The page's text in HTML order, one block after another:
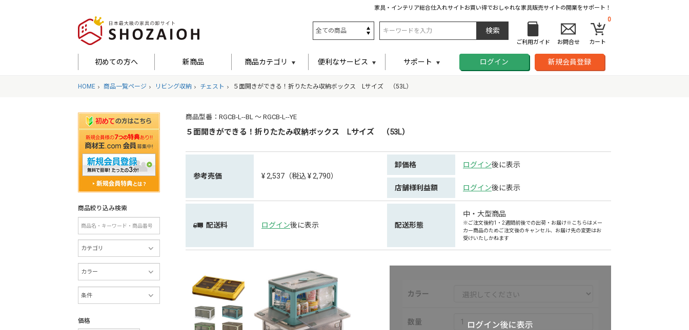
家具・インテリア総合仕入れサイトお買い得でおしゃれな家具販売サイトの開業をサポート！
ご利用ガイド お問合せ
0
カート
初めての方へ 新商品 商品カテゴリ 便利なサービス サポート ログイン 新規会員登録
HOME 商品一覧ページ リビング収納 チェスト ５面開きができる！折りたたみ収納ボックス Lサイズ （53L）
商品絞り込み検索
価格
商品型番：RGCB-L--BL ～ RGCB-L--YE
５面開きができる！折りたたみ収納ボックス Lサイズ （53L）
参考売価 ¥ 2,537（税込 ¥ 2,790）
卸価格 ログイン後に表示
店舗様利益額 ログイン後に表示
配送料 ログイン後に表示 配送形態
中・大型商品
※ご注文後約1・2週間前後での出荷・お届け※こちらはメー
カー商品のためご注文後のキャンセル、お届け先の変更はお
受けいたしかねます
カラー
数量